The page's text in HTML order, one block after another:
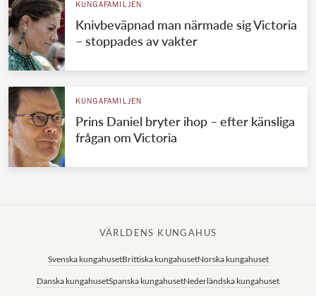
KUNGAFAMILJEN
Knivbeväpnad man närmade sig Victoria
– stoppades av vakter
KUNGAFAMILJEN
Prins Daniel bryter ihop – efter känsliga
frågan om Victoria
VÄRLDENS KUNGAHUS
Svenska kungahusetBrittiska kungahusetNorska kungahuset
Danska kungahusetSpanska kungahusetNederländska kungahuset